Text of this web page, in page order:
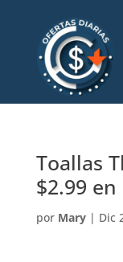
Toallas
$2.99 en
por Mary| Dic